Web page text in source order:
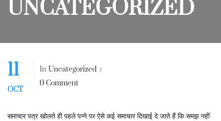
UNCATEGORIZED
11
OCT
In Uncategorized
0 Comment
समाचार पत्र खोलते ही पहले पन्ने पर ऐसे कई समाचार दिखाई दे जाते हैं कि समझ नहीं